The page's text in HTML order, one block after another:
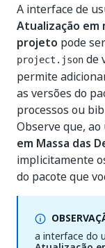
A interface de
Atualização em
projeto pode
project.json de
permite
as versões do
processos ou
Observe que, ao
em Massa das
implicitamente
do pacote que
a interface do